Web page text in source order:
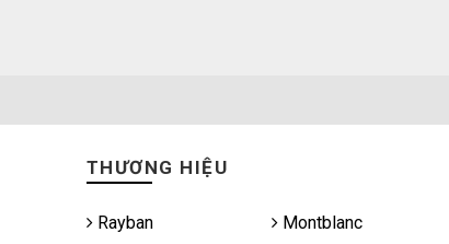
THƯƠNG HIỆU
Rayban Montblanc